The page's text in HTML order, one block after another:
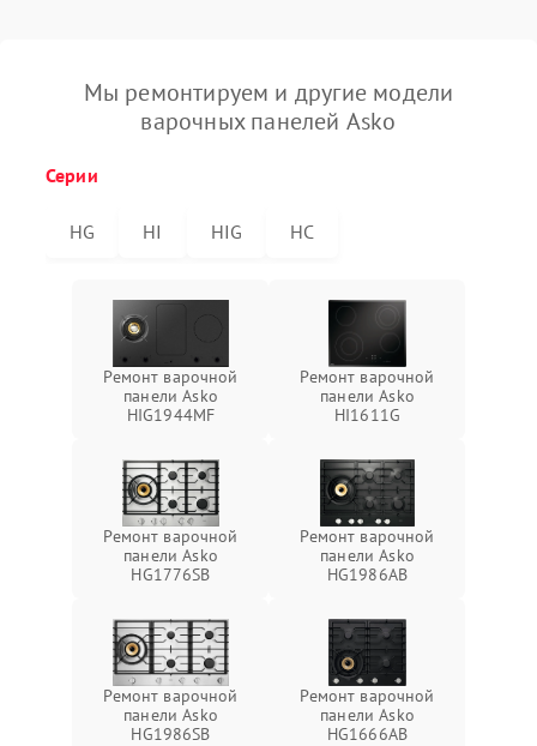
Мы ремонтируем и другие модели
варочных панелей Asko
Серии
HG HI HIG HC
Ремонт варочной
панели Asko
HIG1944MF
Ремонт варочной
панели Asko
HI1611G
Ремонт варочной
панели Asko
HG1776SB
Ремонт варочной
панели Asko
HG1986AB
Ремонт варочной
панели Asko
HG1986SB
Ремонт варочной
панели Asko
HG1666AB